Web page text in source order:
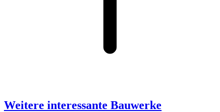
Weitere interessante Bauwerke